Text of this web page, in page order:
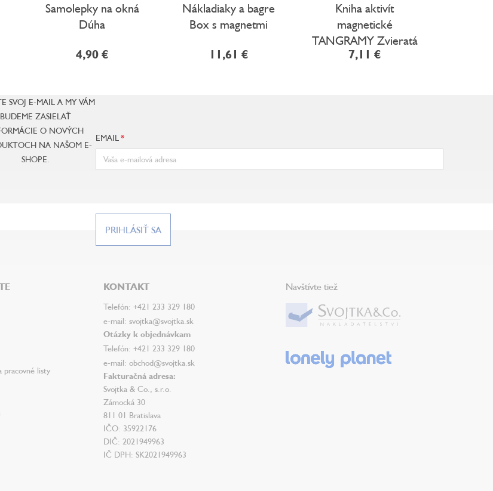
Samolepky na okná
Dúha
4,90 €
Nákladiaky a bagre
Box s magnetmi
11,61 €
Kniha aktivít
magnetické
TANGRAMY Zvieratá
7,11 €
SVOJ E-MAIL A MY VÁM
BUDEME ZASIELAŤ
O NOVÝCH
NA NAŠOM E-
SHOPE.
EMAIL
PRIHLÁSIŤ SA
pracovné listy
KONTAKT
Telefón: +421 233 329 180
e-mail: svojtka@svojtka.sk
Otázky k objednávkam
Telefón: +421 233 329 180
e-mail: obchod@svojtka.sk
Fakturačná adresa:
Svojtka & Co., s.r.o.
Zámocká 30
811 01 Bratislava
IČO: 35922176
DIČ: 2021949963
IČ DPH: SK2021949963
Navštívte tiež